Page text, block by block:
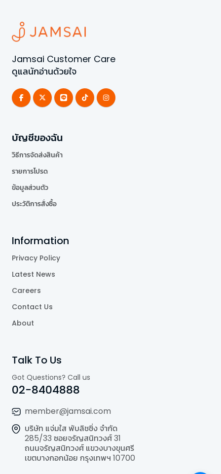
Jamsai Customer Care
ดูแลนักอ่านด้วยใจ
บัญชีของฉัน
วิธีการจัดส่งสินค้า
รายการโปรด
ข้อมูลส่วนตัว
ประวัติการสั่งซื้อ
Information
Privacy Policy
Latest News
Careers
Contact Us
About
Talk To Us
Got Questions? Call us
02-8404888
member@jamsai.com
บริษัท แจ่มใส พับลิชชิ่ง จำกัด
285/33 ซอยจรัญสนิทวงศ์ 31
ถนนจรัญสนิทวงศ์ แขวงบางขุนศรี
เขตบางกอกน้อย กรุงเทพฯ 10700